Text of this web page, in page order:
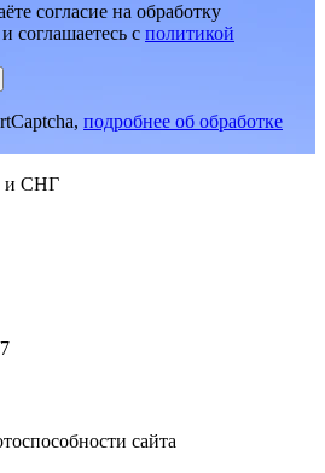
согласие на обработку
соглашаетесь c политикой
подробнее об обработке
и СНГ
сайта